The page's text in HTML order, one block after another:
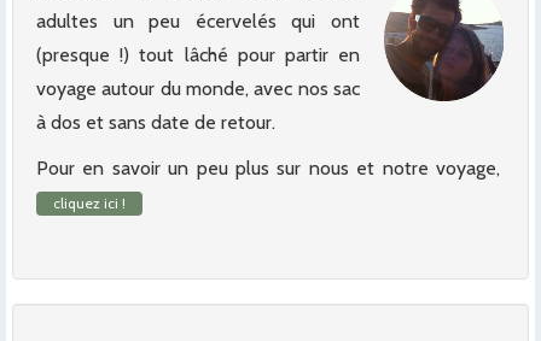
adultes un peu écervelés qui ont
(presque !) tout lâché pour partir en
voyage autour du monde, avec nos sac
à dos et sans date de retour.
Pour en savoir un peu plus sur nous et notre voyage,
cliquez ici !